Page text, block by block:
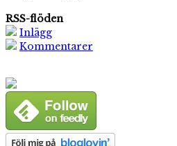
RSS-flöden
Inlägg
Kommentarer